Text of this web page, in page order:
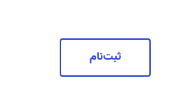
ثبت‌نام